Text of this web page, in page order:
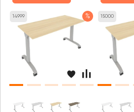
14999 % 15000